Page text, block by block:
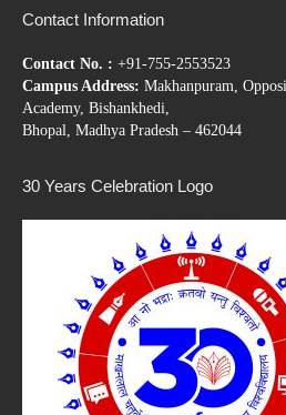
Contact Information
Contact No. : +91-755-2553523
Campus Address: Makhanpuram,
Academy, Bishankhedi,
Bhopal, Madhya Pradesh – 462044
30 Years Celebration Logo